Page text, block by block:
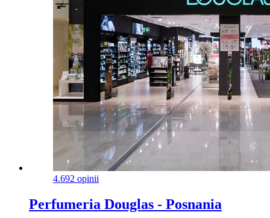
4.692 opinii
Perfumeria Douglas - Posnania